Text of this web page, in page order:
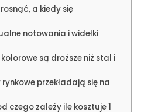
a kiedy się
notowania i widełki
są droższe niż stal i
przekładają się na
czego zależy ile kosztuje 1